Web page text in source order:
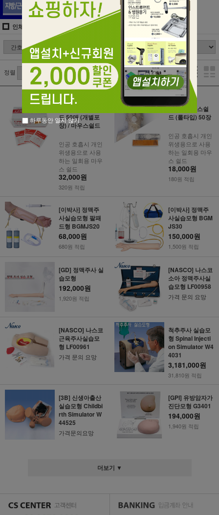
인체모형/실습모형/CPR 간호실습/주사실습/피부봉합
정렬
드 50매 (개별포
장) / 마우스쉴드
인공 호흡시 개인
위생용으로 사용
하는 일회용 마우
스 쉴드
32,000원
320원 적립
[태양] 마우스쉴
드 (롤타입) 50장
인공 호흡시 개인
위생용으로 사용
하는 일회용 마우
스 쉴드
18,000원
180원 적립
[이박사] 정맥주
사실습모형 팔패
드형 BGMJS20
68,000원
680원 적립
[이박사] 정맥주
사실습모형 BGM
JS30
150,000원
1,500원 적립
[GD] 정맥주사 실
습모형
192,000원
1,920원 적립
[NASCO] 나스코
소아 정맥주사실
습모형 LF00958
가격 문의 요망
[NASCO] 나스코
근육주사실습모
형 LF00961
가격 문의 요망
척추주사 실습모
형 Spinal Injecti
on Simulator W4
4031
3,181,000원
31,810원 적립
[3B] 신생아출산
실습모형 Childbi
rth Simulator W
44525
가격문의요망
[GPI] 유방암자가
진단모형 G3401
194,000원
1,940원 적립
더보기 ▼
하루동안 열지 않기